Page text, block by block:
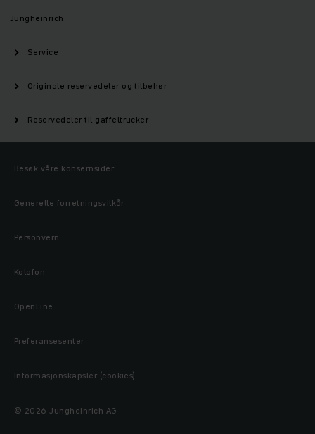
Jungheinrich
Service
Originale reservedeler og tilbehør
Reservedeler til gaffeltrucker
Besøk våre konsernsider
Generelle forretningsvilkår
Personvern
Kolofon
OpenLine
Preferansesenter
Informasjonskapsler (cookies)
© 2026 Jungheinrich AG